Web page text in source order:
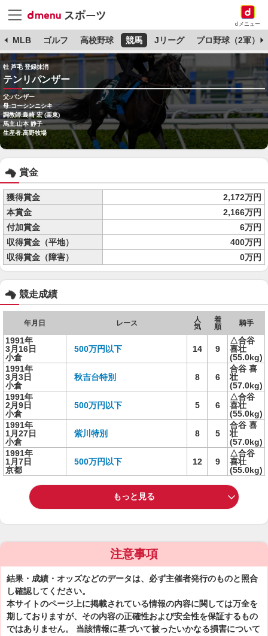
dメニュー
MLB ゴルフ 高校野球 競馬 Jリーグ プロ野球（2軍）
牡 芦毛 登録抹消
テンリパンザー
父:パンザー
母:コーシンニシキ
調教師:島崎 宏 (栗東)
馬主:山本 静子
生産者:高野牧場
賞金
獲得賞金
2,172万円
本賞金
2,166万円
付加賞金
6万円
収得賞金（平地）
400万円
収得賞金（障害）
0万円
競走成績
年月日 レース
人
気
着
順
騎手
1991年
3月16日
小倉
500万円以下 14 9
△合谷
喜壮
(55.0kg)
1991年
3月3日
小倉
秋吉台特別 8 6
合谷 喜
壮
(57.0kg)
1991年
2月9日
小倉
500万円以下 5 6
△合谷
喜壮
(55.0kg)
1991年
1月27日
小倉
紫川特別 8 5
合谷 喜
壮
(57.0kg)
1991年
1月7日
京都
500万円以下 12 9
△合谷
喜壮
(55.0kg)
もっと見る
注意事項
結果・成績・オッズなどのデータは、必ず主催者発行のものと照合
し確認してください。
本サイトのページ上に掲載されている情報の内容に関しては万全を
期しておりますが、その内容の正確性および安全性を保証するもの
ではありません。 当該情報に基づいて被ったいかなる損害について